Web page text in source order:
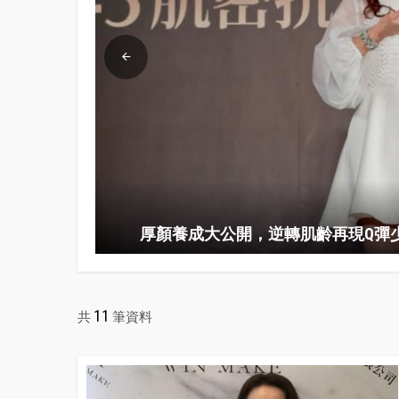
厚顏養成大公開，逆轉肌齡再現Q彈
共 11 筆資料